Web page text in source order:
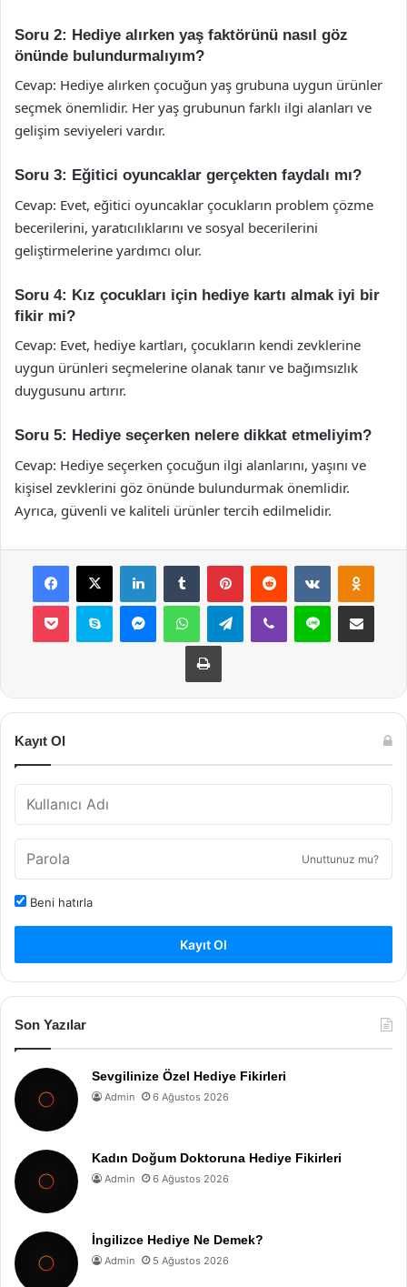
Soru 2: Hediye alırken yaş faktörünü nasıl göz
önünde bulundurmalıyım?
Cevap: Hediye alırken çocuğun yaş grubuna uygun ürünler
seçmek önemlidir. Her yaş grubunun farklı ilgi alanları ve
gelişim seviyeleri vardır.
Soru 3: Eğitici oyuncaklar gerçekten faydalı mı?
Cevap: Evet, eğitici oyuncaklar çocukların problem çözme
becerilerini, yaratıcılıklarını ve sosyal becerilerini
geliştirmelerine yardımcı olur.
Soru 4: Kız çocukları için hediye kartı almak iyi bir
fikir mi?
Cevap: Evet, hediye kartları, çocukların kendi zevklerine
uygun ürünleri seçmelerine olanak tanır ve bağımsızlık
duygusunu artırır.
Soru 5: Hediye seçerken nelere dikkat etmeliyim?
Cevap: Hediye seçerken çocuğun ilgi alanlarını, yaşını ve
kişisel zevklerini göz önünde bulundurmak önemlidir.
Ayrıca, güvenli ve kaliteli ürünler tercih edilmelidir.
Facebook
X LinkedInTumblr PinterestReddit VKontakte
Pocket Skype MessengerWhatsAppTelegramViber Line E-Posta ile
Yazdır
Kayıt Ol
Unuttunuz mu?
Beni hatırla
Kayıt Ol
Son Yazılar
Sevgilinize Özel Hediye Fikirleri
Admin 6 Ağustos 2026
Kadın Doğum Doktoruna Hediye Fikirleri
Admin 6 Ağustos 2026
İngilizce Hediye Ne Demek?
Admin 5 Ağustos 2026